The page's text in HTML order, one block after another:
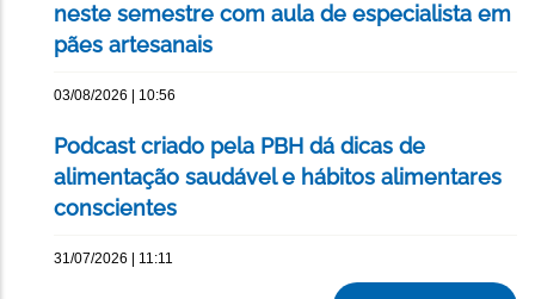
neste semestre com aula de especialista em
pães artesanais
03/08/2026 | 10:56
Podcast criado pela PBH dá dicas de
alimentação saudável e hábitos alimentares
conscientes
31/07/2026 | 11:11